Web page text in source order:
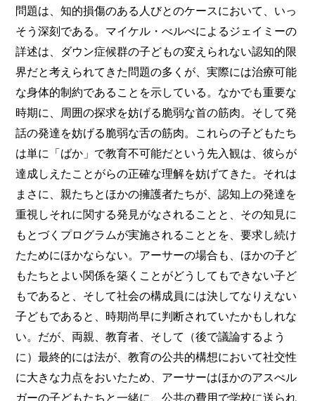
問題は、知的損傷のある人びとのケースにおいて、いっ
そう深刻である。マイケル・べルべによるジェイミーの
詳述は、ダウン症候群の子どもの変えられない認知的限
界だと考えられてきた問題の多くが、実際には治療可能
な身体的制約であることを示している。なかでも重要な
時期に、周囲の探求を妨げる脆弱な首の筋肉。そして発
話の発達を妨げる脆弱な舌の筋肉。これらの子どもたち
は単に「ばか」で教育不可能だという先入観は、彼らが
達成しえたことがらの正確な理解を妨げてきた。それは
まさに、親たちとほかの擁護者たちが、認知上の発達を
重視しそれに関する発見がなされることと、その知見に
もとづくプログラムが実施されることとを、要求し続け
たためにほかならない。アーサーの場合も、ほかの子ど
もたちとよい関係を築くことがどうしてもできない子ど
もであると、そして社会の構成員には決してなりえない
子どもであると、時期尚早に判断されていたかもしれな
い。だが、両親、教育者、そして（後で議論するよう
に）最終的には法が、教育の公共的構想において社交性
に大きな力点をおいたため、アーサーはほかのアスぺル
ガーの子どもたちと一緒に、公共の費用で学校に送られ